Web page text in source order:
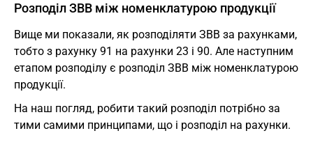
Розподіл ЗВВ між номенклатурою продукції
Вище ми показали, як розподіляти ЗВВ за рахунками,
тобто з рахунку 91 на рахунки 23 і 90. Але наступним
етапом розподілу є розподіл ЗВВ між номенклатурою
продукції.
На наш погляд, робити такий розподіл потрібно за
тими самими принципами, що і розподіл на рахунки.